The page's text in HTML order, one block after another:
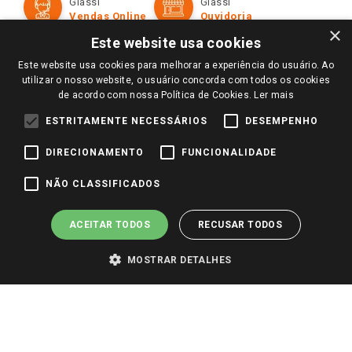
Televendas
Perguntas frequentes
Trabalhe Conosco
Identidade Visual
Políticas de entrega
Trocas e Devoluções
Vendas Online
Ouvidoria
Redes Sociais
Pagamento e Segurança
×
Este website usa cookies
Este website usa cookies para melhorar a experiência do usuário. Ao
utilizar o nosso website, o usuário concorda com todos os cookies
de acordo com nossa Política de Cookies. Ler mais
ESTRITAMENTE NECESSÁRIOS DESEMPENHO
DIRECIONAMENTO FUNCIONALIDADE
NÃO CLASSIFICADOS
ACEITAR TODOS RECUSAR TODOS
MOSTRAR DETALHES